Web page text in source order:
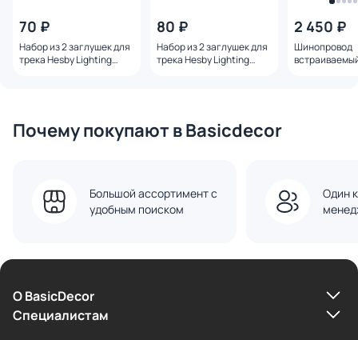
70 ₽
Набор из 2 заглушек для
трека Hesby Lighting
80 ₽
Набор из 2 заглушек для
трека Hesby Lighting
2 450 ₽
Шинопровод
Почему покупают в Basicdecor
Большой ассортимент с
удобным поиском
Один
О BasicDecor
Cпециалистам